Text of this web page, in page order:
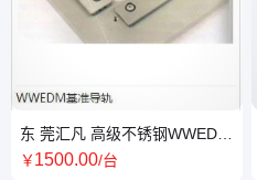
东 莞汇凡 高级不锈钢WWEDM
基准导轨 源头厂家直 销工装夹
￥1500.00/台